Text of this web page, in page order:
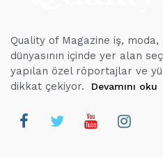
Quality of Magazine iş,
dünyasının içinde yer alan
yapılan özel röportajlar ve
dikkat çekiyor.
Devamını oku